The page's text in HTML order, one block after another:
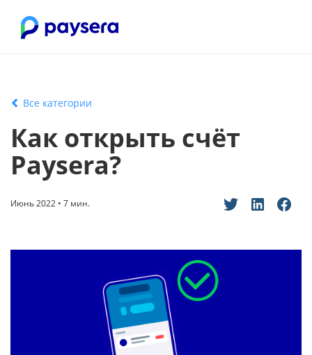
Все категории
Как открыть счёт
Paysera?
Июнь 2022 • 7 мин.